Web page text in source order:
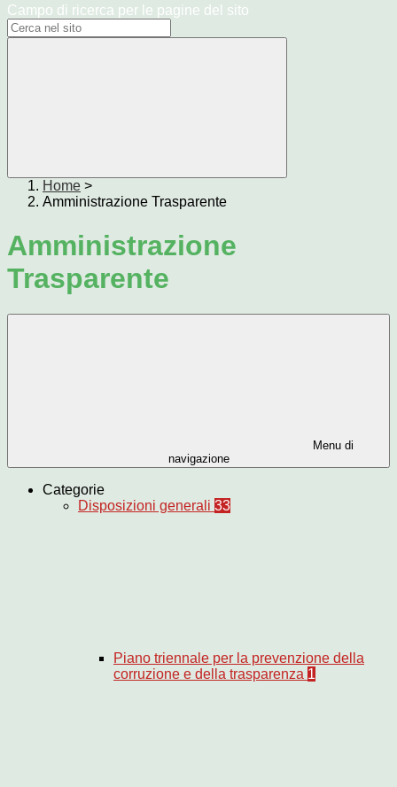
Campo di ricerca per le pagine del sito
Home >
Amministrazione Trasparente
Amministrazione
Trasparente
Menu di
navigazione
Categorie
Disposizioni generali 33
Piano triennale per la prevenzione della
corruzione e della trasparenza 1